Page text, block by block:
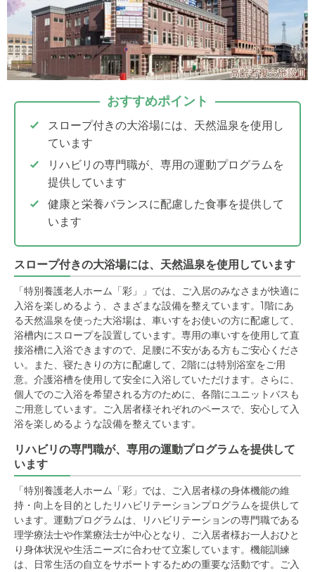
おすすめポイント
スロープ付きの大浴場には、天然温泉を使用し
ています
リハビリの専門職が、専用の運動プログラムを
提供しています
健康と栄養バランスに配慮した食事を提供して
います
スロープ付きの大浴場には、天然温泉を使用しています
「特別養護老人ホーム「彩」」では、ご入居のみなさまが快適に
入浴を楽しめるよう、さまざまな設備を整えています。1階にあ
る天然温泉を使った大浴場は、車いすをお使いの方に配慮して、
浴槽内にスロープを設置しています。専用の車いすを使用して直
接浴槽に入浴できますので、足腰に不安がある方もご安心くださ
い。また、寝たきりの方に配慮して、2階には特別浴室をご用
意。介護浴槽を使用して安全に入浴していただけます。さらに、
個人でのご入浴を希望される方のために、各階にユニットバスも
ご用意しています。ご入居者様それぞれのペースで、安心して入
浴を楽しめるような設備を整えています。
リハビリの専門職が、専用の運動プログラムを提供して
います
「特別養護老人ホーム「彩」では、ご入居者様の身体機能の維
持・向上を目的としたリハビリテーションプログラムを提供して
います。運動プログラムは、リハビリテーションの専門職である
理学療法士や作業療法士が中心となり、ご入居者様お一人おひと
り身体状況や生活ニーズに合わせて立案しています。機能訓練
は、日常生活の自立をサポートするための重要な活動です。ご入